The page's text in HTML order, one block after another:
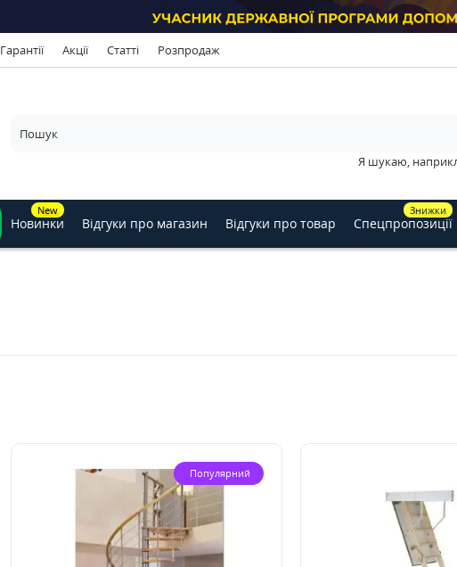
Гарантії Акції Статті Розпродаж
Я шукаю,
Популярний
New
Новинки Відгуки про магазин Відгуки про товар
Знижки
Спецпропозиції